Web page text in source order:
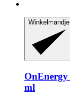
Winkelmandje
OnEnergy
ml